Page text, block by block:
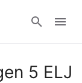
5 ELJ